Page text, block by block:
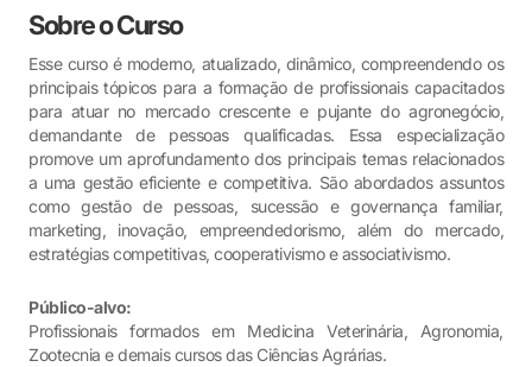
Pós-graduação
Educação a Distância
Pesquisa
Extensão
Infraestrutura e Serviços
Inovação
Sobre a ULBRA
Sobre o Curso
Esse curso é moderno, atualizado, dinâmico, compreendendo os
principais tópicos para a formação de profissionais capacitados
para atuar no mercado crescente e pujante do agronegócio,
demandante de pessoas qualificadas. Essa especialização
promove um aprofundamento dos principais temas relacionados
a uma gestão eficiente e competitiva. São abordados assuntos
como gestão de pessoas, sucessão e governança familiar,
marketing, inovação, empreendedorismo, além do mercado,
estratégias competitivas, cooperativismo e associativismo.
Público-alvo:
Profissionais formados em Medicina Veterinária, Agronomia,
Zootecnia e demais cursos das Ciências Agrárias.